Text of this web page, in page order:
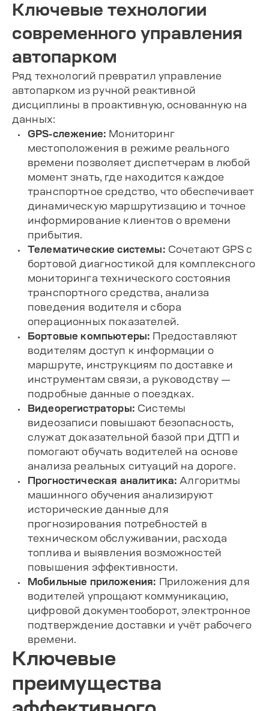
Ключевые технологии
современного управления
автопарком
Ряд технологий превратил управление
автопарком из ручной реактивной
дисциплины в проактивную, основанную на
данных:
GPS-слежение: Мониторинг
местоположения в режиме реального
времени позволяет диспетчерам в любой
момент знать, где находится каждое
транспортное средство, что обеспечивает
динамическую маршрутизацию и точное
информирование клиентов о времени
прибытия.
Телематические системы: Сочетают GPS с
бортовой диагностикой для комплексного
мониторинга технического состояния
транспортного средства, анализа
поведения водителя и сбора
операционных показателей.
Бортовые компьютеры: Предоставляют
водителям доступ к информации о
маршруте, инструкциям по доставке и
инструментам связи, а руководству —
подробные данные о поездках.
Видеорегистраторы: Системы
видеозаписи повышают безопасность,
служат доказательной базой при ДТП и
помогают обучать водителей на основе
анализа реальных ситуаций на дороге.
Прогностическая аналитика: Алгоритмы
машинного обучения анализируют
исторические данные для
прогнозирования потребностей в
техническом обслуживании, расхода
топлива и выявления возможностей
повышения эффективности.
Мобильные приложения: Приложения для
водителей упрощают коммуникацию,
цифровой документооборот, электронное
подтверждение доставки и учёт рабочего
времени.
Ключевые
преимущества